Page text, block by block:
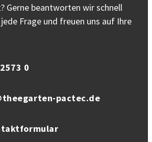
Gerne beantworten wir schnell
Frage und freuen uns auf Ihre
0
pactec.de